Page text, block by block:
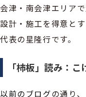
会津・南会津エリア
設計・施工を得意とす
代表の星隆行です。
「杮板」読み：こ
以前のブログの通り